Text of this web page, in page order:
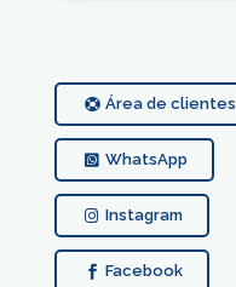
Área de clientes
WhatsApp
Instagram
Facebook